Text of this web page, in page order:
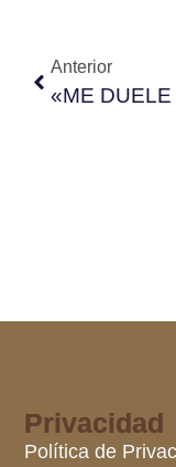
Anterior
Privacidad
Política de